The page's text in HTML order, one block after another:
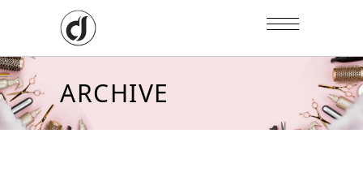
ARCHIVE